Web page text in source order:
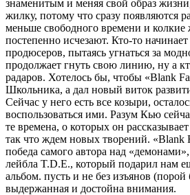
знаменитым и меняя свой образ
жилку, потому что сразу появляются
меньше свободного времени и
постепенно исчезают. Кто-то
продюсеров, пытаясь угнаться за
продолжает гнуть свою линию, ну а
радаров. Хотелось бы, чтобы «Blank
Школьника, а дал новый виток
Сейчас у него есть все козыри,
воспользоваться ими. Разум Кью
те времена, о которых он
так что ждем новых творений. «Blank
победа самого автора над
лейбла T.D.E., который подарил нам
альбом. пусть и не без изъянов
выдержанная и достойна внимания.